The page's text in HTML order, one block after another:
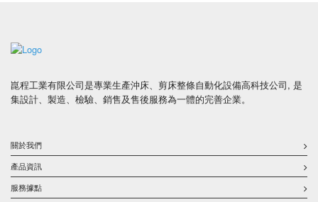
崑程工業有限公司是專業生產沖床、剪床整條自動化設備高科技公司, 是
集設計、製造、檢驗、銷售及售後服務為一體的完善企業。
關於我們
產品資訊
服務據點